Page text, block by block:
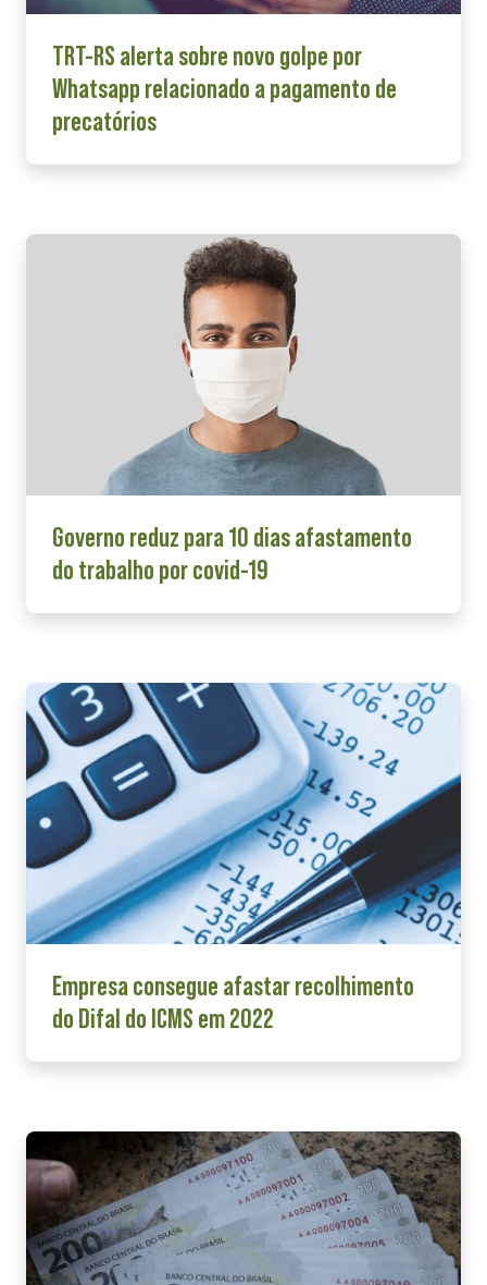
TRT-RS alerta sobre novo golpe por
Whatsapp relacionado a pagamento de
precatórios
Governo reduz para 10 dias afastamento
do trabalho por covid-19
Empresa consegue afastar recolhimento
do Difal do ICMS em 2022